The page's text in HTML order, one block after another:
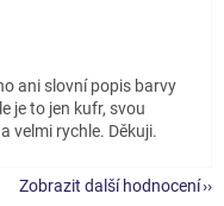
5 hvězdiček.
ani slovní popis barvy
je to jen kufr, svou
velmi rychle. Děkuji.
Zobrazit další hodnocení